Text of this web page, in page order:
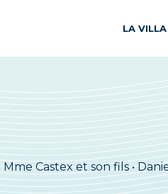
LA VILLA
Castex et son fils •